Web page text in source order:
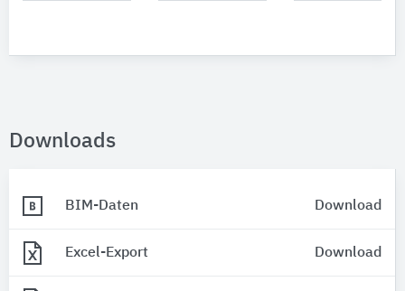
Downloads
BIM-Daten Download
Excel-Export Download